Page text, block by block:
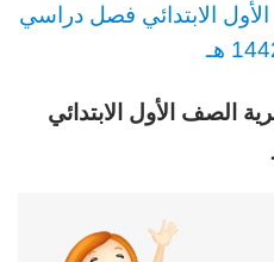
الابتدائي فصل دراسي
الصف الأول الابتدائي